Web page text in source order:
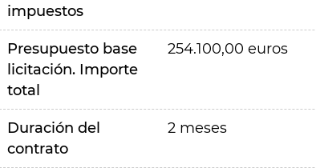
impuestos
Presupuesto base
licitación. Importe
total
254.100,00 euros
Duración del
contrato
2 meses